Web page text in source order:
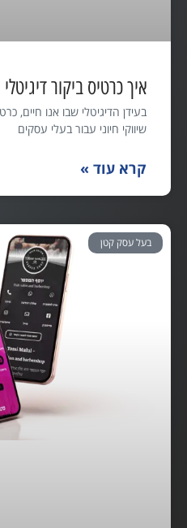
איך כרטיס ביקור
בעידן הדיגיטלי שבו אנו חיים,
שיווקי חיוני עבור בעלי עסקים
קרא עוד »
בעל עסק קטן